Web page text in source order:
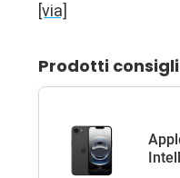
[via]
Prodotti